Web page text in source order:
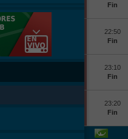
Fin
22:50
Fin
23:10
Fin
23:20
Fin